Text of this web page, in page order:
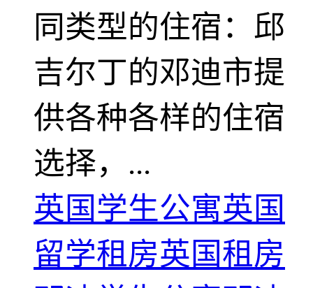
同类型的住宿：邱
吉尔丁的邓迪市提
供各种各样的住宿
选择，...
英国学生公寓英国
留学租房英国租房